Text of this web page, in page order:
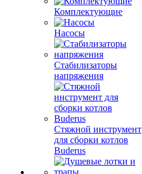
Комплектующие
Насосы
Стабилизаторы
напряжения
Стяжной инструмент
для сборки котлов
Buderus